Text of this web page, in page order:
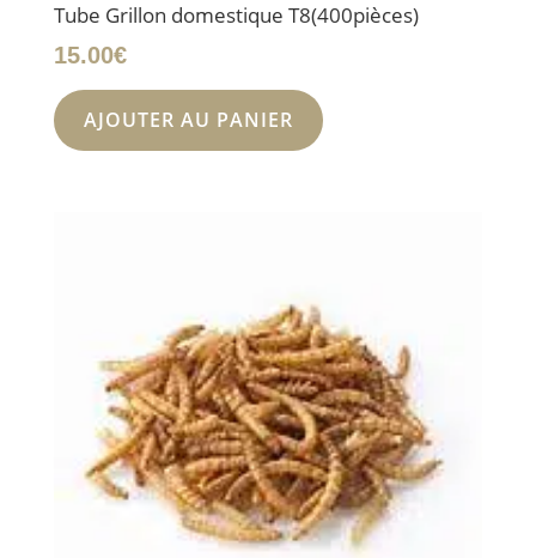
Tube Grillon domestique T8(400pièces)
15.00€
AJOUTER AU PANIER